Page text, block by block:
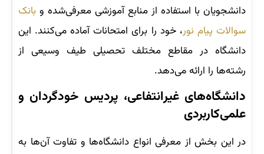
دانشجویان با استفاده از منابع آموزشی معرفی‌شده و بانک
سوالات پیام نور، خود را برای امتحانات آماده می‌کنند. این
دانشگاه در مقاطع مختلف تحصیلی طیف وسیعی از
رشته‌‌ها را ارائه می‌دهد.
دانشگاه‌های غیرانتفاعی، پردیس خودگردان و
علمی‌کاربردی
در این بخش از معرفی انواع دانشگاه‌ها و تفاوت آن‌ها به